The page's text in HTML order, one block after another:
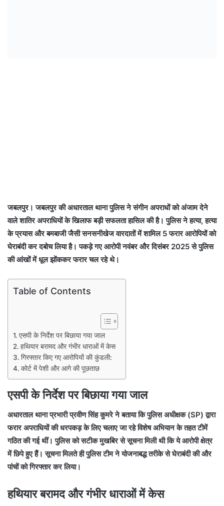
जबलपुर। जबलपुर की अधारताल थाना पुलिस ने संगीन अपराधों को अंजाम देने
वाले शातिर अपराधियों के खिलाफ बड़ी सफलता हासिल की है। पुलिस ने हत्या, हत्या
के प्रयास और बमबाजी जैसी सनसनीखेज वारदातों में शामिल 5 फरार आरोपियों को
घेराबंदी कर दबोच लिया है। पकड़े गए आरोपी नवंबर और दिसंबर 2025 से पुलिस
की आंखों में धूल झोंककर फरार चल रहे थे।
Table of Contents
एसपी के निर्देश पर बिछाया गया जाल
हथियार बरामद और गंभीर धाराओं में केस
गिरफ्तार किए गए आरोपियों की कुंडली:
कोर्ट में पेशी और आगे की पूछताछ
एसपी के निर्देश पर बिछाया गया जाल
अधारताल थाना प्रभारी प्रवीण सिंह कुमरे ने बताया कि पुलिस अधीक्षक (SP) द्वारा
फरार अपराधियों की धरपकड़ के लिए चलाए जा रहे विशेष अभियान के तहत टीमें
गठित की गई थीं। पुलिस को सटीक मुखबिर से सूचना मिली थी कि ये आरोपी क्षेत्र
में छिपे हुए हैं। सूचना मिलते ही पुलिस टीम ने योजनाबद्ध तरीके से घेराबंदी की और
पांचों को गिरफ्तार कर लिया।
हथियार बरामद और गंभीर धाराओं में केस